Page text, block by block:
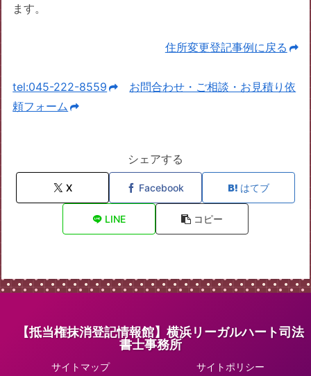
ます。
住所変更登記事例に戻る
tel:045-222-8559
お問合わせ・ご相談・お見積り依
頼フォーム
シェアする
X Facebook はてブ
LINE コピー
【抵当権抹消登記情報館】横浜リーガルハート司法
書士事務所
サイトマップ サイトポリシー